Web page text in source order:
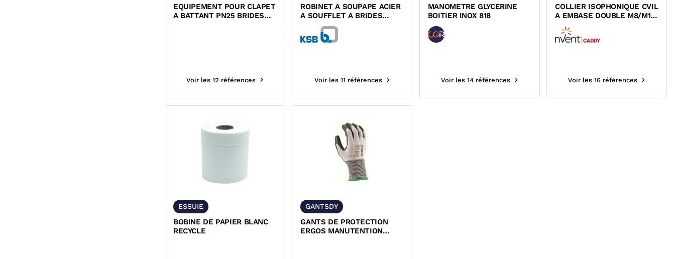
EQUIPEMENT POUR CLAPET
A BATTANT PN25 BRIDES
Voir les 12 références
ROBINET A SOUPAPE ACIER
A SOUFFLET A BRIDES
PN25/PN40 DESP KSB
Voir les 11 références
MANOMETRE GLYCERINE
BOITIER INOX 818
Voir les 14 références
COLLIER ISOPHONIQUE CVIL
A EMBASE DOUBLE M8/M10
SERIE LOURDE
Voir les 16 références
ESSUIE
BOBINE DE PAPIER BLANC
RECYCLE
GANTSDY
GANTS DE PROTECTION
ERGOS MANUTENTION